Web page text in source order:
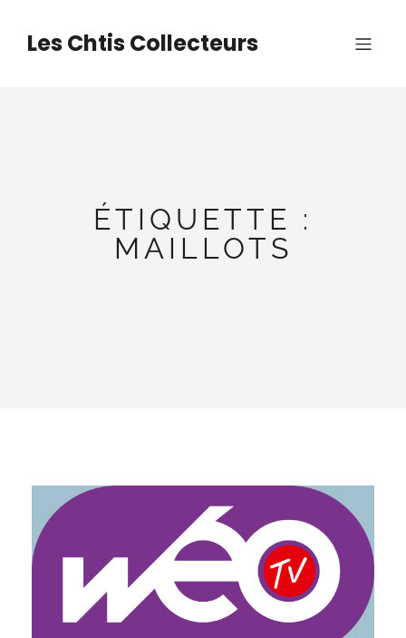
contenuLes Chtis Collecteurs
ÉTIQUETTE :
MAILLOTS